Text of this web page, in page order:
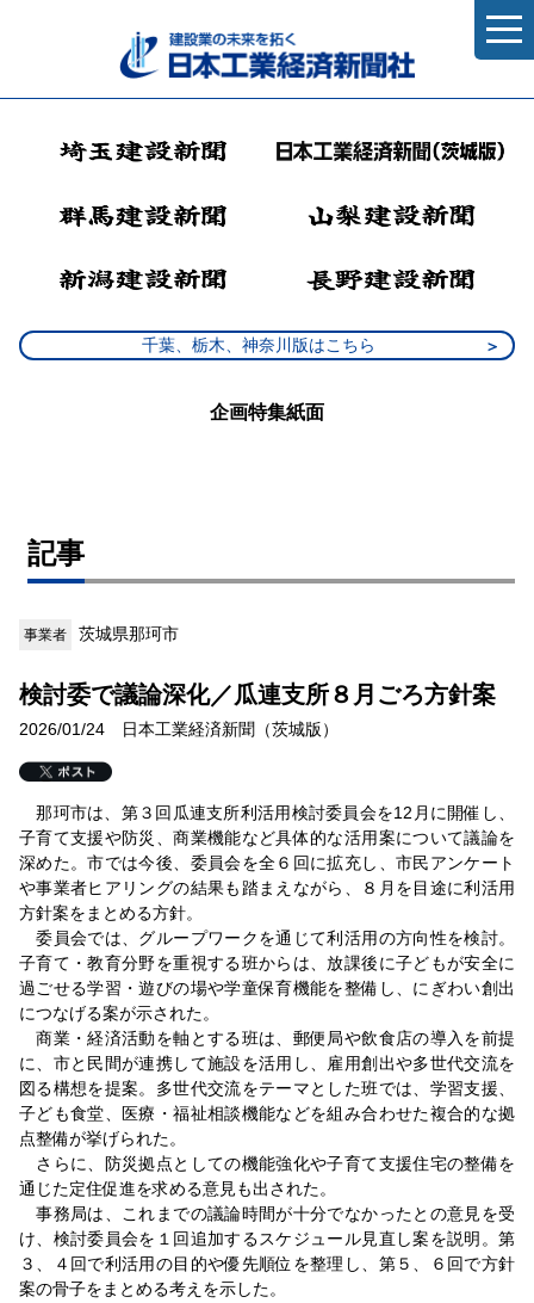
千葉、栃木、神奈川版はこちら
企画特集紙面
記事
事業者 茨城県那珂市
検討委で議論深化／瓜連支所８月ごろ方針案
2026/01/24 日本工業経済新聞（茨城版）
那珂市は、第３回瓜連支所利活用検討委員会を12月に開催し、
子育て支援や防災、商業機能など具体的な活用案について議論を
深めた。市では今後、委員会を全６回に拡充し、市民アンケート
や事業者ヒアリングの結果も踏まえながら、８月を目途に利活用
方針案をまとめる方針。
委員会では、グループワークを通じて利活用の方向性を検討。
子育て・教育分野を重視する班からは、放課後に子どもが安全に
過ごせる学習・遊びの場や学童保育機能を整備し、にぎわい創出
につなげる案が示された。
商業・経済活動を軸とする班は、郵便局や飲食店の導入を前提
に、市と民間が連携して施設を活用し、雇用創出や多世代交流を
図る構想を提案。多世代交流をテーマとした班では、学習支援、
子ども食堂、医療・福祉相談機能などを組み合わせた複合的な拠
点整備が挙げられた。
さらに、防災拠点としての機能強化や子育て支援住宅の整備を
通じた定住促進を求める意見も出された。
事務局は、これまでの議論時間が十分でなかったとの意見を受
け、検討委員会を１回追加するスケジュール見直し案を説明。第
３、４回で利活用の目的や優先順位を整理し、第５、６回で方針
案の骨子をまとめる考えを示した。